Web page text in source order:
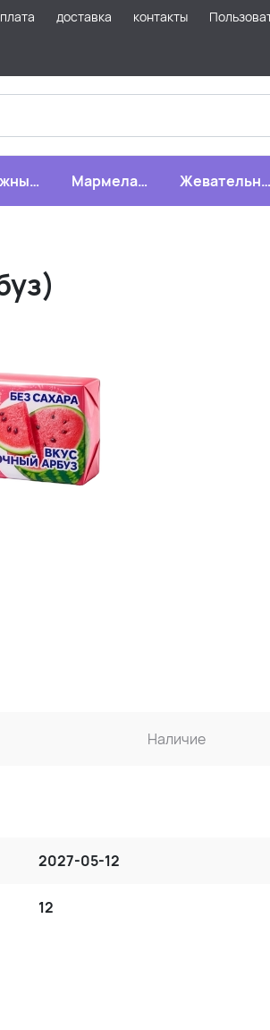
доставка контакты
Мармелад,
зефир,
Жевательная
резинка
Наличие
2027-05-12
12